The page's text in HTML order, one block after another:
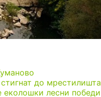
до мрестилишта
еколошки лесни победи